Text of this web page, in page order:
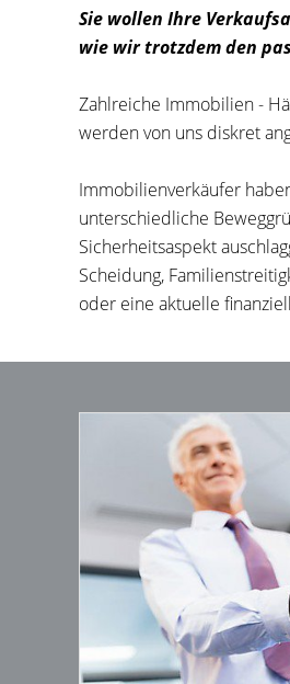
Sie wollen Ihre
wie wir trotzdem den
Zahlreiche Immobilien -
werden von uns diskret
Immobilienverkäufer
unterschiedliche
Sicherheitsaspekt
Scheidung,
oder eine aktuelle